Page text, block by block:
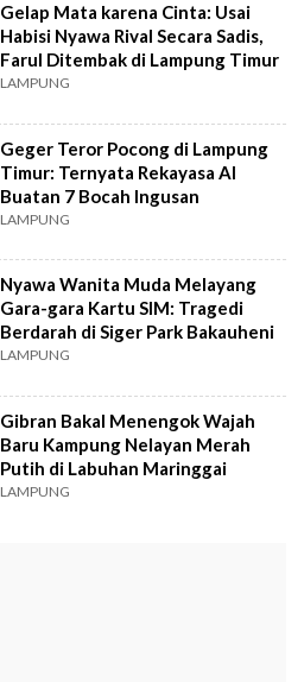
Gelap Mata karena Cinta: Usai
Habisi Nyawa Rival Secara Sadis,
Farul Ditembak di Lampung Timur
LAMPUNG
Geger Teror Pocong di Lampung
Timur: Ternyata Rekayasa AI
Buatan 7 Bocah Ingusan
LAMPUNG
Nyawa Wanita Muda Melayang
Gara-gara Kartu SIM: Tragedi
Berdarah di Siger Park Bakauheni
LAMPUNG
Gibran Bakal Menengok Wajah
Baru Kampung Nelayan Merah
Putih di Labuhan Maringgai
LAMPUNG